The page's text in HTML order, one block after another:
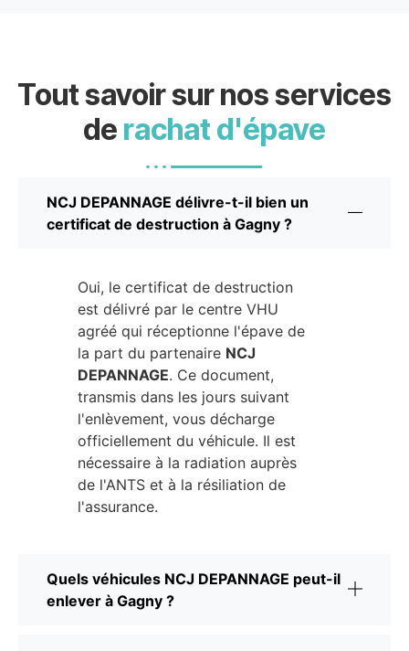
Tout savoir sur nos services
de rachat d'épave
NCJ DEPANNAGE délivre-t-il bien un
certificat de destruction à Gagny ?
Oui, le certificat de destruction
est délivré par le centre VHU
agréé qui réceptionne l'épave de
la part du partenaire NCJ
DEPANNAGE. Ce document,
transmis dans les jours suivant
l'enlèvement, vous décharge
officiellement du véhicule. Il est
nécessaire à la radiation auprès
de l'ANTS et à la résiliation de
l'assurance.
Quels véhicules NCJ DEPANNAGE peut-il
enlever à Gagny ?